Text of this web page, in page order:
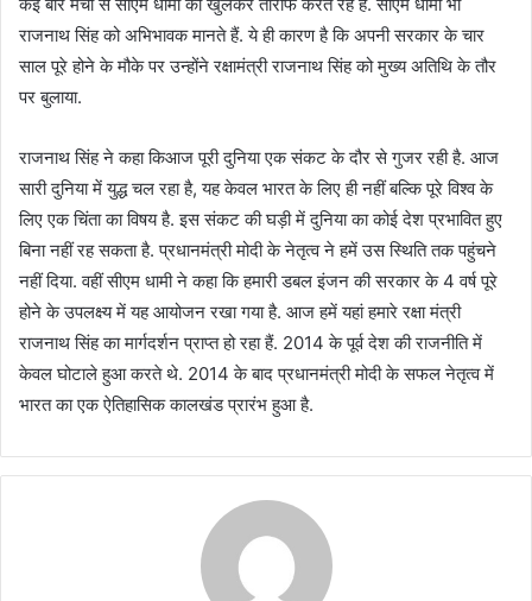
राजनाथ सिंह को अभिभावक मानते हैं. ये ही कारण है कि अपनी सरकार के चार
साल पूरे होने के मौके पर उन्होंने रक्षामंत्री राजनाथ सिंह को मुख्य अतिथि के तौर
पर बुलाया.
राजनाथ सिंह ने कहा किआज पूरी दुनिया एक संकट के दौर से गुजर रही है. आज
सारी दुनिया में युद्ध चल रहा है, यह केवल भारत के लिए ही नहीं बल्कि पूरे विश्व के
लिए एक चिंता का विषय है. इस संकट की घड़ी में दुनिया का कोई देश प्रभावित हुए
बिना नहीं रह सकता है. प्रधानमंत्री मोदी के नेतृत्व ने हमें उस स्थिति तक पहुंचने
नहीं दिया. वहीं सीएम धामी ने कहा कि हमारी डबल इंजन की सरकार के 4 वर्ष पूरे
होने के उपलक्ष्य में यह आयोजन रखा गया है. आज हमें यहां हमारे रक्षा मंत्री
राजनाथ सिंह का मार्गदर्शन प्राप्त हो रहा हैं. 2014 के पूर्व देश की राजनीति में
केवल घोटाले हुआ करते थे. 2014 के बाद प्रधानमंत्री मोदी के सफल नेतृत्व में
भारत का एक ऐतिहासिक कालखंड प्रारंभ हुआ है.